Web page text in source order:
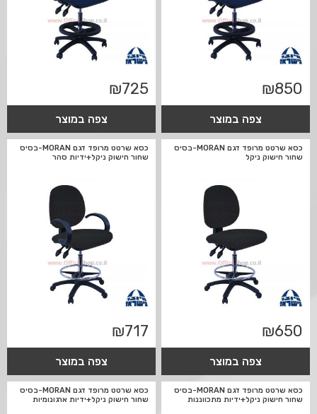
₪850
צפה במוצר
₪725
צפה במוצר
כסא שרטט מרופד דגם MORAN-בסיס
שחור חישוק ניקל
₪650
צפה במוצר
כסא שרטט מרופד דגם MORAN-בסיס
שחור חישוק ניקל+ידיות סהר
₪717
צפה במוצר
כסא שרטט מרופד דגם MORAN-בסיס
שחור חישוק ניקל+ידיות מתכווננות
כסא שרטט מרופד דגם MORAN-בסיס
שחור חישוק ניקל+ידיות ארגונומיות